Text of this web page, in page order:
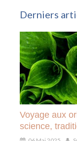
Derniers
Voyage aux
science,